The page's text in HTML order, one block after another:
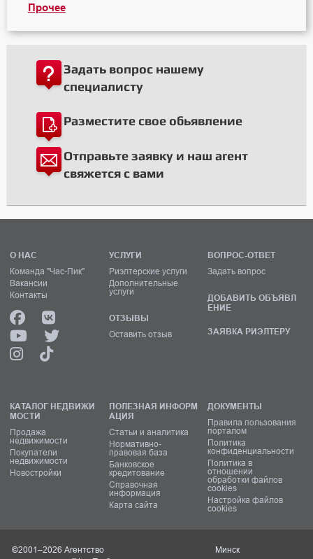
Прочее
Задать вопрос нашему
специалисту
Разместите свое обьявление
Отправьте заявку и наш агент
свяжется с вами
О НАС
Команда "Час-Пик"
Вакансии
Контакты
УСЛУГИ
Риэлтерские услуги
Дополнительные
услуги
ОТЗЫВЫ
Оставить отзыв
ВОПРОС-ОТВЕТ
Задать вопрос
ДОБАВИТЬ ОБЪЯВЛ
ЕНИЕ
ЗАЯВКА РИЭЛТЕРУ
КАТАЛОГ НЕДВИЖИ
МОСТИ
Продажа
недвижимости
Покупатели
недвижимости
Новостройки
ПОЛЕЗНАЯ ИНФОРМ
АЦИЯ
Статьи и аналитика
Нормативно-
правовая база
Банковское
кредитование
Справочная
информация
Карта сайта
ДОКУМЕНТЫ
Правила пользования
порталом
Политика
конфиденциальности
Политика в
отношении
обработки файлов
cookies
Настройка файлов
cookies
©2001–2026 Агентство
Минск